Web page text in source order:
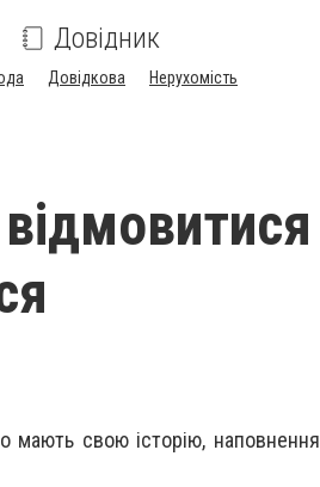
Довідник
Довідкова Нерухомість
мають свою історію,